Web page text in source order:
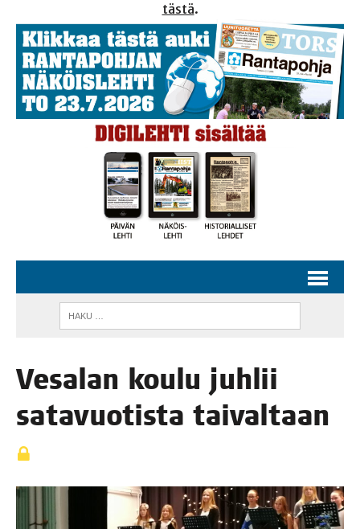
tästä.
Vesa­lan kou­lu juh­lii
sata­vuo­tis­ta taivaltaan